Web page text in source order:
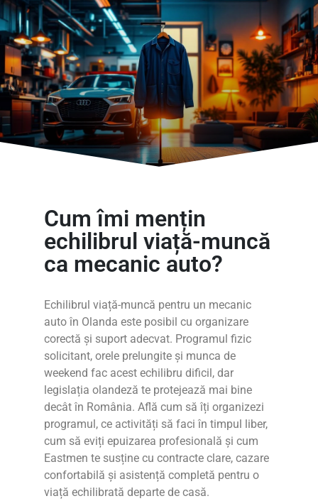
Cum îmi mențin
echilibrul viață-muncă
ca mecanic auto?
Echilibrul viață-muncă pentru un mecanic
auto în Olanda este posibil cu organizare
corectă și suport adecvat. Programul fizic
solicitant, orele prelungite și munca de
weekend fac acest echilibru dificil, dar
legislația olandeză te protejează mai bine
decât în România. Află cum să îți organizezi
programul, ce activități să faci în timpul liber,
cum să eviți epuizarea profesională și cum
Eastmen te susține cu contracte clare, cazare
confortabilă și asistență completă pentru o
viață echilibrată departe de casă.